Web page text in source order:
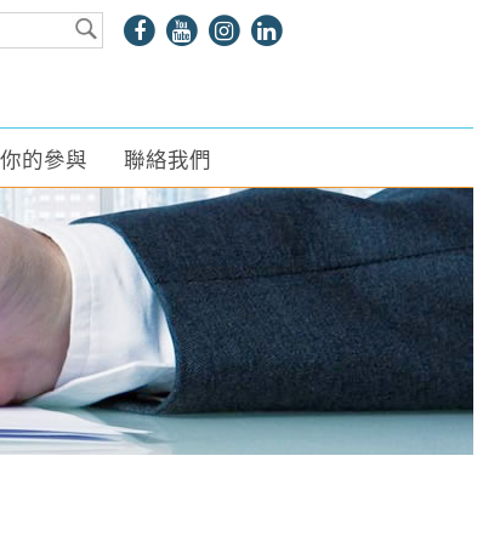
你的參與 聯絡我們